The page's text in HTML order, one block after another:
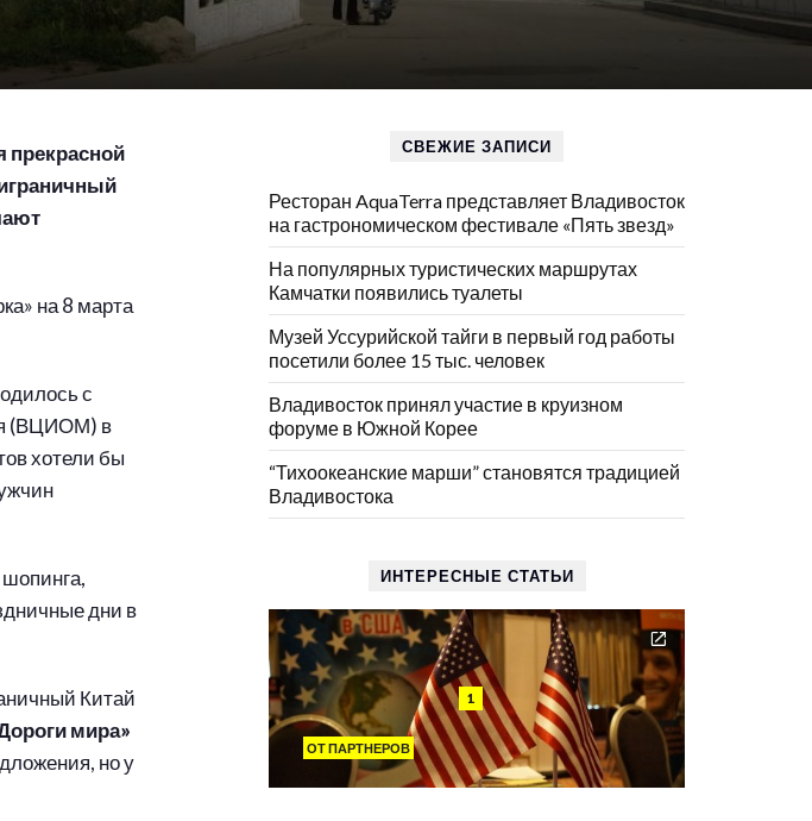
прекрасной
на 8 марта
с
(ВЦИОМ) в
хотели бы
дни в
Китай
мира»
но у
СВЕЖИЕ ЗАПИСИ
Ресторан AquaTerra представляет Владивосток
на гастрономическом фестивале «Пять звезд»
На популярных туристических маршрутах
Камчатки появились туалеты
Музей Уссурийской тайги в первый год работы
посетили более 15 тыс. человек
Владивосток принял участие в круизном
форуме в Южной Корее
“Тихоокеанские марши” становятся традицией
Владивостока
ИНТЕРЕСНЫЕ СТАТЬИ
1
ОТ ПАРТНЕРОВ